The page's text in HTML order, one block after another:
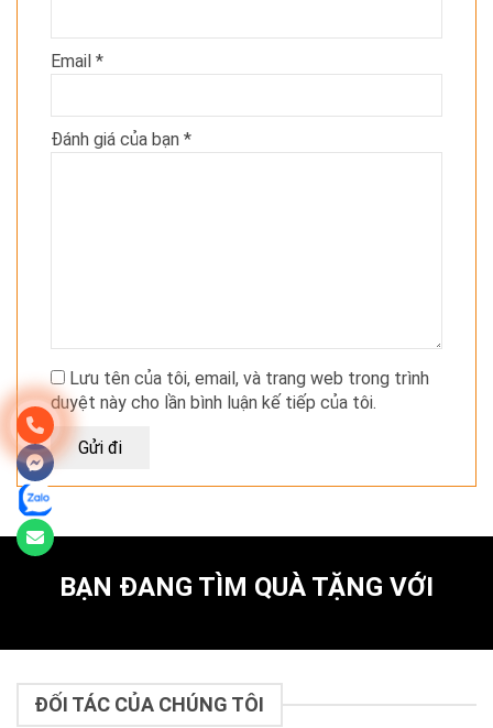
Email *
Đánh giá của bạn *
Lưu tên của tôi, email, và trang web trong trình
duyệt này cho lần bình luận kế tiếp của tôi.
BẠN ĐANG TÌM QUÀ TẶNG VỚI
ĐỐI TÁC CỦA CHÚNG TÔI